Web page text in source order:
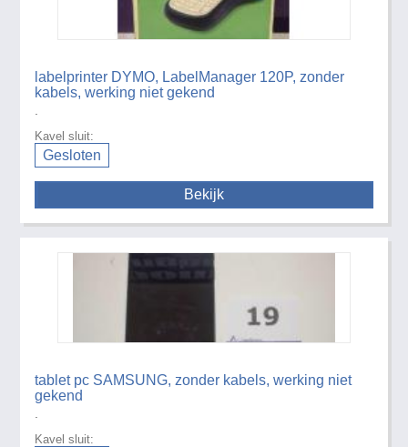
labelprinter DYMO, LabelManager 120P, zonder
kabels, werking niet gekend
Kavel sluit:
Gesloten
Bekijk
tablet pc SAMSUNG, zonder kabels, werking niet
gekend
Kavel sluit: